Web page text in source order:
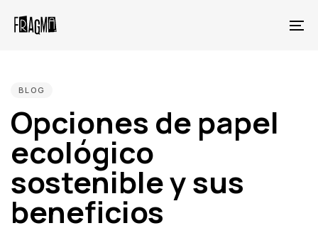
links
Skip
content
BLOG
Opciones de papel
ecológico
sostenible y sus
beneficios